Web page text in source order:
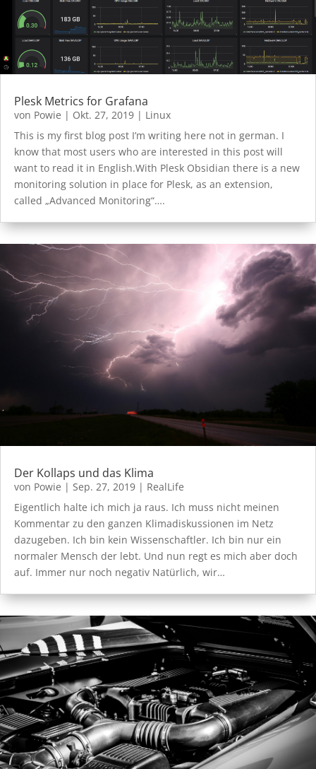
Plesk Metrics for Grafana
von Powie | Okt. 27, 2019 | Linux
This is my first blog post I’m writing here not in german. I
know that most users who are interested in this post will
want to read it in English.With Plesk Obsidian there is a new
monitoring solution in place for Plesk, as an extension,
called „Advanced Monitoring“….
Der Kollaps und das Klima
von Powie | Sep. 27, 2019 | RealLife
Eigentlich halte ich mich ja raus. Ich muss nicht meinen
Kommentar zu den ganzen Klimadiskussionen im Netz
dazugeben. Ich bin kein Wissenschaftler. Ich bin nur ein
normaler Mensch der lebt. Und nun regt es mich aber doch
auf. Immer nur noch negativ Natürlich, wir…